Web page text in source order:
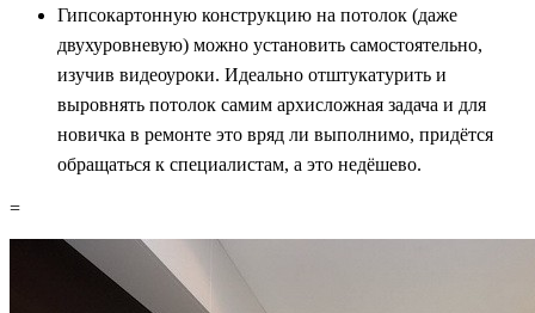
Гипсокартонную конструкцию на потолок (даже
двухуровневую) можно установить самостоятельно,
изучив видеоуроки. Идеально отштукатурить и
выровнять потолок самим архисложная задача и для
новичка в ремонте это вряд ли выполнимо, придётся
обращаться к специалистам, а это недёшево.
=